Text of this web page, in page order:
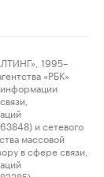
1995–
«РБК»
информации
и сетевого
массовой
в сфере связи,